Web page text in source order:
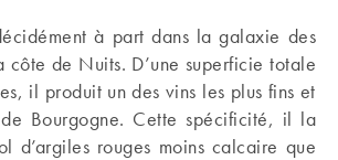
à part dans la galaxie des
côte de Nuits. D’une superficie totale
il produit un des vins les plus fins et
Bourgogne. Cette spécificité, il la
d’argiles rouges moins calcaire que